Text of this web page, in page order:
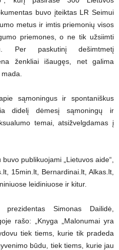
buvo įteiktas LR Seimui
metus ir imtis priemonių visos
priemones, o ne tik užsiimti
Per paskutinį dešimtmetį
ženkliai išaugęs, net galima
sąmoningus ir spontaniškus
didelį dėmesį sąmoningų ir
temai, atsižvelgdamas į
publikuojami „Lietuvos aide“,
15min.lt, Bernardinai.lt, Alkas.lt,
leidiniuose ir kitur.
Simonas Dailidė,
rašo: „Knyga „Malonumai yra
tiek tiems, kurie tik pradeda
būdu, tiek tiems, kurie jau